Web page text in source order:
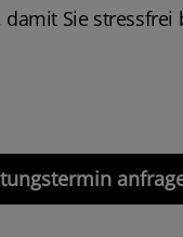
Sie stressfrei